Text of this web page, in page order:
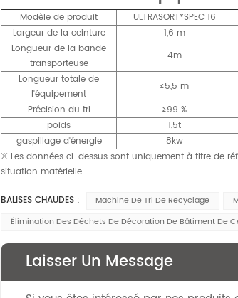
Modèle de produit ULTRASORT*SPEC 16
Largeur de la ceinture
1,6 m
Longueur de la bande
transporteuse
4m
Longueur totale de
l'équipement
≤5,5 m
Précision du tri
≥99 %
poids
1,5t
gaspillage d'énergie
8kw
※ Les données ci-dessus sont uniquement à titre de
situation matérielle
BALISES CHAUDES : Machine De Tri De Recyclage
Élimination Des Déchets De Décoration De Bâtiment De
Laisser Un Message